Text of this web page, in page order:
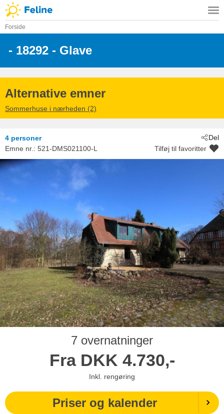
Forside
- 18292 - Glave
Alternative emner
Sommerhuse i nærheden (2)
Del
4 personer
Emne nr.: 521-DMS021100-L Tilføj til favoritter
7 overnatninger
Fra DKK 4.730,-
Inkl. rengøring
Priser og kalender